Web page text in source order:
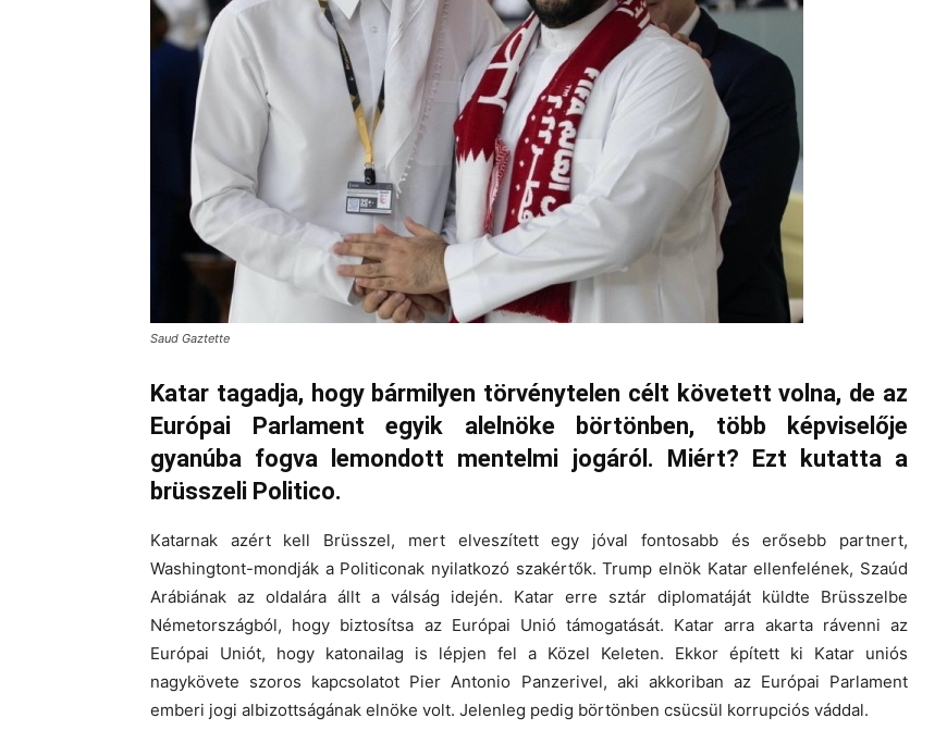
Saud Gaztette
Katar tagadja, hogy bármilyen törvénytelen célt követett volna, de az
Európai Parlament egyik alelnöke börtönben, több képviselője
gyanúba fogva lemondott mentelmi jogáról. Miért? Ezt kutatta a
brüsszeli Politico.
Katarnak azért kell Brüsszel, mert elveszített egy jóval fontosabb és erősebb partnert,
Washingtont-mondják a Politiconak nyilatkozó szakértők. Trump elnök Katar ellenfelének, Szaúd
Arábiának az oldalára állt a válság idején. Katar erre sztár diplomatáját küldte Brüsszelbe
Németországból, hogy biztosítsa az Európai Unió támogatását. Katar arra akarta rávenni az
Európai Uniót, hogy katonailag is lépjen fel a Közel Keleten. Ekkor épített ki Katar uniós
nagykövete szoros kapcsolatot Pier Antonio Panzerivel, aki akkoriban az Európai Parlament
emberi jogi albizottságának elnöke volt. Jelenleg pedig börtönben csücsül korrupciós váddal.